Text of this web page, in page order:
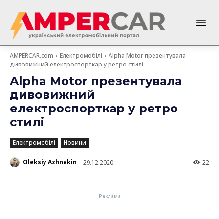
AMPERCAR.com Електромобілі
Alpha Motor презентувала
дивовижний електроспорткар у ретро стилі
Alpha Motor презентувала
дивовижний
електроспорткар у ретро
стилі
Електромобілі Новини
Oleksiy Azhnakin 29.12.2020 22